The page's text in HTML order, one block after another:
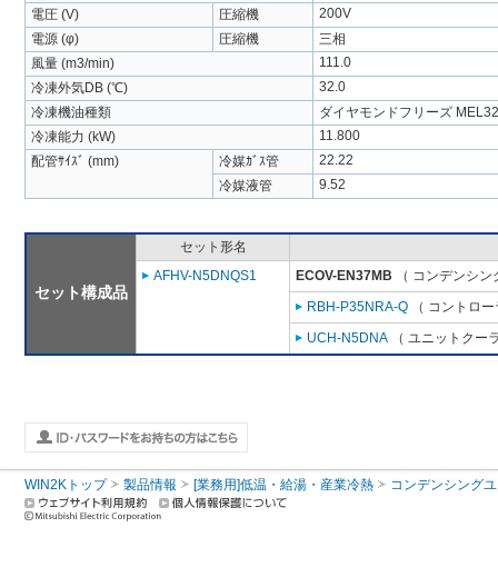
電圧 (V)
圧縮機
200V
電源 (φ)
圧縮機
三相
風量 (m3/min)
111.0
冷凍外気DB (℃)
32.0
冷凍機油種類
ダイヤモンドフリーズ
冷凍能力 (kW)
11.800
配管ｻｲｽﾞ (mm)
冷媒ｶﾞｽ管
22.22
冷媒液管
9.52
セット構成品
セット形名
AFHV-N5DNQS1
ECOV-EN37MB （ コンデンシ
RBH-P35NRA-Q （ コントロ
UCH-N5DNA （ ユニットクー
WIN2Kトップ 製品情報 [業務用]低温・給湯・産業冷熱 コンデンシング